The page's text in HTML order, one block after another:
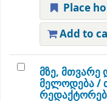
Place
Add to
მზე, მთვარე
მელოდება /